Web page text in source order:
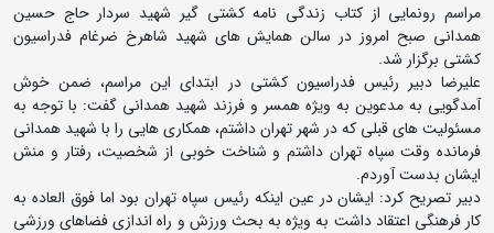
مراسم رونمایی از کتاب زندگی نامه کشتی گیر شهید سردار حاج حسین
همدانی صبح امروز در سالن همایش های شهید شاهرخ ضرغام فدراسیون
کشتی برگزار شد.
علیرضا دبیر رئیس فدراسیون کشتی در ابتدای این مراسم، ضمن خوش
آمدگویی به مدعوین به ویژه همسر و فرزند شهید همدانی گفت: با توجه به
مسئولیت های قبلی که در شهر تهران داشتم، همکاری هایی را با شهید همدانی
فرمانده وقت سپاه تهران داشتم و شناخت خوبی از شخصیت، رفتار و منش
ایشان بدست آوردم.
دبیر تصریح کرد: ایشان در عین اینکه رئیس سپاه تهران بود اما فوق العاده به
کار فرهنگی اعتقاد داشت به ویژه به بحث ورزش و راه اندازی فضاهای ورزشی